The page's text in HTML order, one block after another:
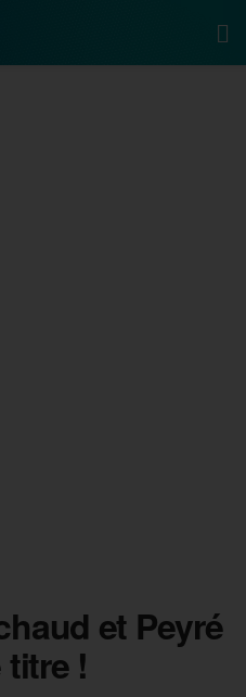
et Peyré
!